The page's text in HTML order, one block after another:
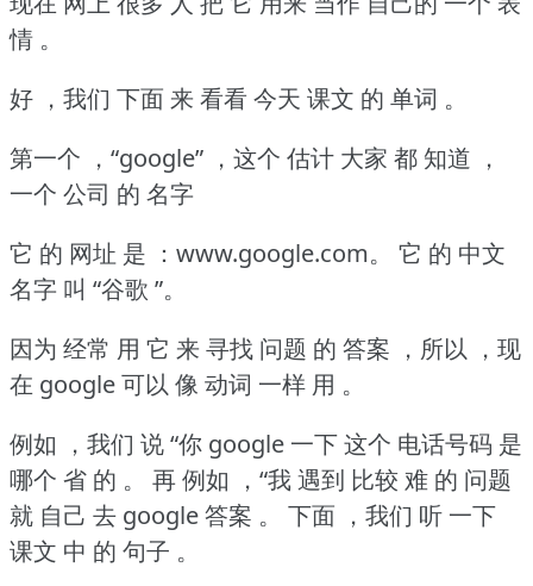
情 。
好 ，我们 下面 来 看看 今天 课文 的 单词 。
第一个 ，“google” ，这个 估计 大家 都 知道 ，
一个 公司 的 名字
它 的 网址 是 ：www.google.com。
它 的 中文
名字 叫 “谷歌 ”。
因为 经常 用 它 来 寻找 问题 的 答案 ，所以 ，现
在 google 可以 像 动词 一样 用 。
例如 ，我们 说 “你 google 一下 这个 电话号码 是
哪个 省 的 。
再 例如 ，“我 遇到 比较 难 的 问题
就 自己 去 google 答案 。
下面 ，我们 听 一下
课文 中 的 句子 。